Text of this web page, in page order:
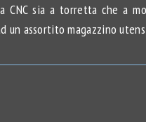
CNC sia a torretta che a
assortito magazzino